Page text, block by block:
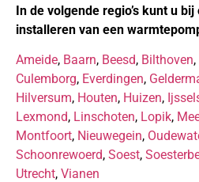
In de volgende regio’s kunt u
installeren van een
Ameide, Baarn, Beesd, Bilthoven,
Culemborg, Everdingen,
Hilversum, Houten, Huizen,
Lexmond, Linschoten, Lopik,
Montfoort, Nieuwegein,
Schoonrewoerd, Soest,
Utrecht, Vianen